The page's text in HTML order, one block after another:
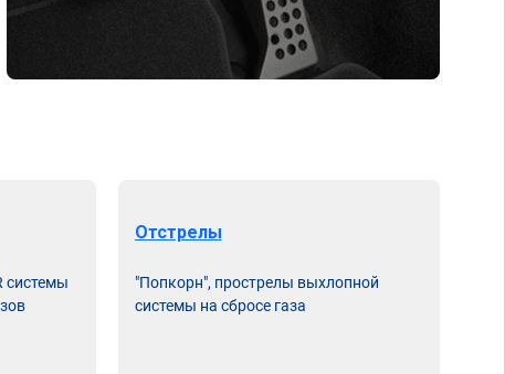
системы
Отстрелы
"Попкорн", прострелы выхлопной
системы на сбросе газа